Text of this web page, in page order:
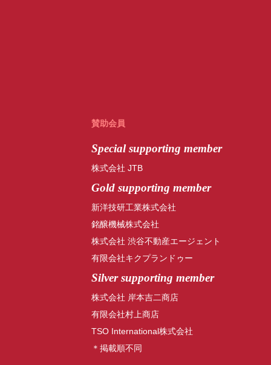
賛助会員
Specialsupporting member
株式会社 JTB
Gold supporting member
新洋技研工業株式会社
銘醸機械株式会社
株式会社 渋谷不動産エージェント
有限会社キクプランドゥー
Silver supporting member
株式会社 岸本吉二商店
有限会社村上商店
TSO International株式会社
＊掲載順不同